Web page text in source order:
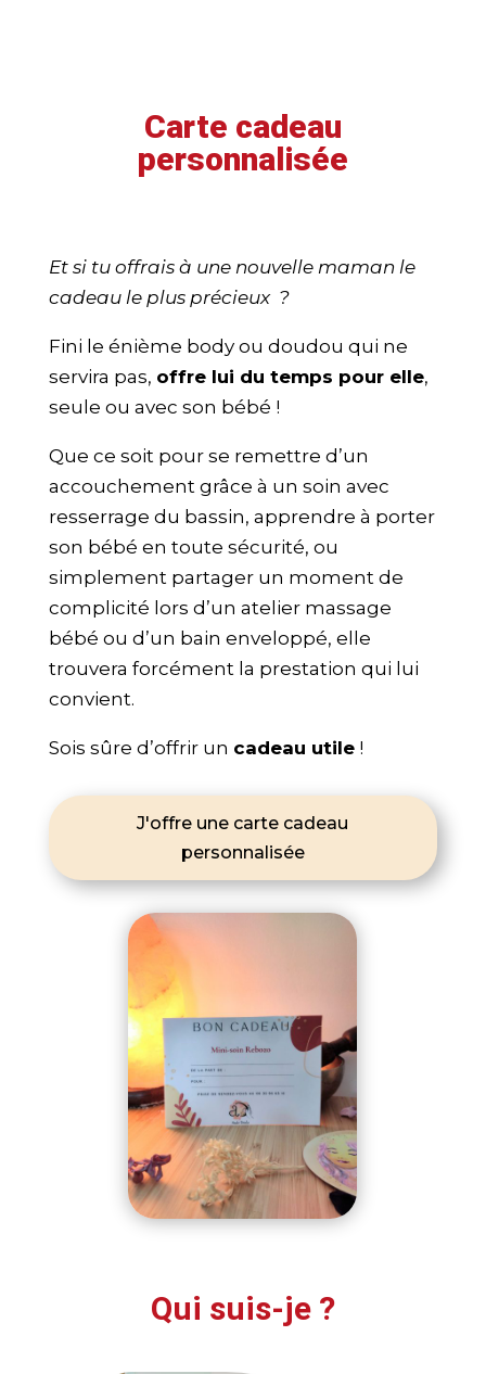
Carte cadeau
personnalisée
Et si tu offrais à une nouvelle maman le
cadeau le plus précieux ?
Fini le énième body ou doudou qui ne
servira pas, offre lui du temps pour elle,
seule ou avec son bébé !
Que ce soit pour se remettre d’un
accouchement grâce à un soin avec
resserrage du bassin, apprendre à porter
son bébé en toute sécurité, ou
simplement partager un moment de
complicité lors d’un atelier massage
bébé ou d’un bain enveloppé, elle
trouvera forcément la prestation qui lui
convient.
Sois sûre d’offrir un cadeau utile!
J'offre une carte cadeau
personnalisée
Qui suis-je ?